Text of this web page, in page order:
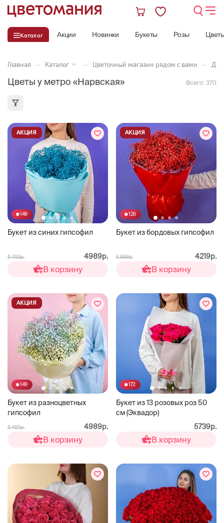
Каталог Акции Новинки Букеты Розы
Главная — Каталог — Цветочный магазин рядом с вами —
Цветы у метро «Нарвская» Всего: 370
149
Букет из синих гипсофил
АКЦИЯ
5 455р. 4989р.
В корзину
126
Букет из бордовых гипсофил
АКЦИЯ
6 999р. 4219р.
В корзину
149
Букет из разноцветных
гипсофил
АКЦИЯ
5 455р. 4989р.
В корзину
172
Букет из 13 розовых роз 50
см (Эквадор)
5739р.
В корзину